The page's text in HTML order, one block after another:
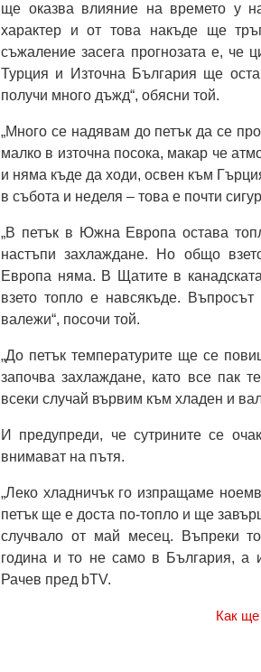
ще оказва влияние на времето у
характер и от това накъде ще
съжаление засега прогнозата е, че
Турция и Източна България ще
получи много дъжд“, обясни той.
„Много се надявам до петък да се
малко в източна посока, макар че
и няма къде да ходи, освен към
в събота и неделя – това е почти
„В петък в Южна Европа остава
настъпи захлаждане. Но общо
Европа няма. В Щатите в
взето топло е навсякъде.
валежи“, посочи той.
„До петък температурите ще се
започва захлаждане, като все пак
всеки случай вървим към хладен и
И предупреди, че сутрините се
внимават на пътя.
„Леко хладничък го изпращаме
петък ще е доста по-топло и ще
случвало от май месец. Въпреки
година и то не само в България, а
Рачев пред bTV.
Как